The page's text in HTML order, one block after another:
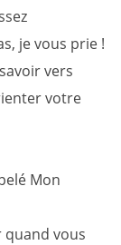
je vous prie !
vers
votre
Mon
vous